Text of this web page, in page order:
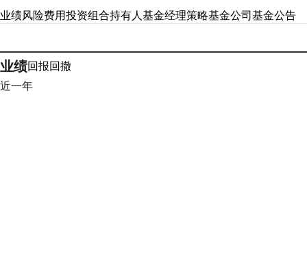
业绩风险费用投资组合持有人基金经理策略基金公司基金公告
业绩回报回撤
近一年